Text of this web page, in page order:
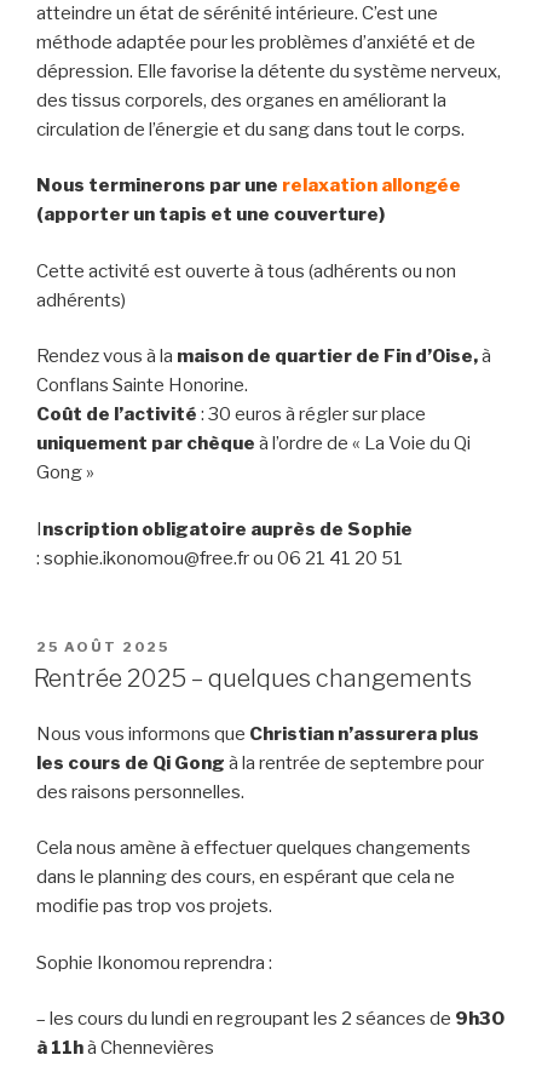
atteindre un état de sérénité intérieure. C’est une
méthode adaptée pour les problèmes d’anxiété et de
dépression. Elle favorise la détente du système nerveux,
des tissus corporels, des organes en améliorant la
circulation de l’énergie et du sang dans tout le corps.
Nous terminerons par une relaxation allongée
(apporter un tapis et une couverture)
Cette activité est ouverte à tous (adhérents ou non
adhérents)
Rendez vous à la maison de quartier de Fin d’Oise,à
Conflans Sainte Honorine.
Coût de l’activité : 30 euros à régler sur place
uniquement par chèque à l’ordre de « La Voie du Qi
Gong »
Inscription obligatoire auprès de Sophie
: sophie.ikonomou@free.fr ou 06 21 41 20 51
PUBLIÉ
LE
25 AOÛT 2025
Rentrée 2025 – quelques changements
Nous vous informons que Christian n’assurera plus
les cours de Qi Gong à la rentrée de septembre pour
des raisons personnelles.
Cela nous amène à effectuer quelques changements
dans le planning des cours, en espérant que cela ne
modifie pas trop vos projets.
Sophie Ikonomou reprendra :
– les cours du lundi en regroupant les 2 séances de 9h30
à 11hà Chennevières